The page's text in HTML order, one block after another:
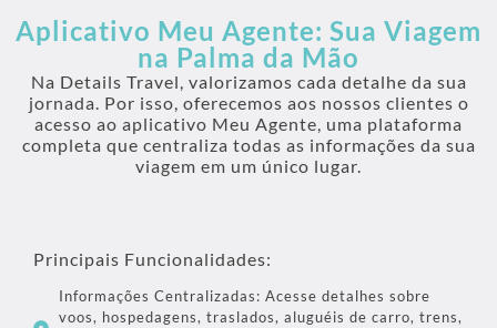
Aplicativo Meu Agente: Sua Viagem
na Palma da Mão
Na Details Travel, valorizamos cada detalhe da sua
jornada. Por isso, oferecemos aos nossos clientes o
acesso ao aplicativo Meu Agente, uma plataforma
completa que centraliza todas as informações da sua
viagem em um único lugar.
Principais Funcionalidades:
Informações Centralizadas: Acesse detalhes sobre
voos, hospedagens, traslados, aluguéis de carro, trens,